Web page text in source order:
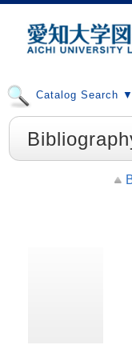
Catalog Search ▼